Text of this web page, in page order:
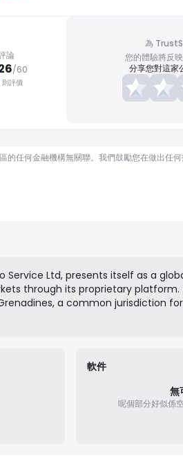
論
/60
則評價
為
您的體驗將反
分享您對這家
任何金融機構無關聯。我們鼓勵您在做出任何
Service Ltd, presents itself as a
through its proprietary platform.
a common jurisdiction
on a variety of asset classes,
軟件
無
呢個部分好似係空